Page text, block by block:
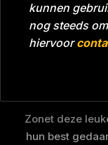
kunnen
nog steeds
hiervoor
Tijd Bijna
Zonet deze
hun best